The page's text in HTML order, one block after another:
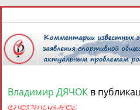
8
Владимир ДЯЧОК в